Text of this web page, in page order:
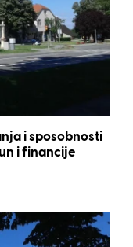
i sposobnosti
i financije